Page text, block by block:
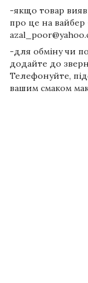
-якщо товар
про це на вайбер
-для обміну чи
додайте до
Телефонуйте,
вашим смаком